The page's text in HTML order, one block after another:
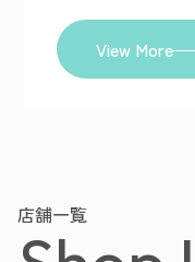
View More
店舗一覧